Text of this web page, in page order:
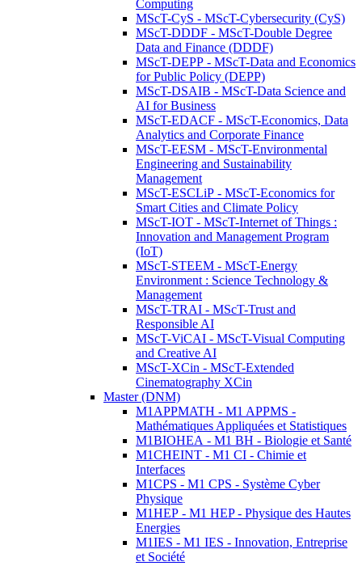
Computing
MScT-CyS - MScT-Cybersecurity (CyS)
MScT-DDDF - MScT-Double Degree
Data and Finance (DDDF)
MScT-DEPP - MScT-Data and Economics
for Public Policy (DEPP)
MScT-DSAIB - MScT-Data Science and
AI for Business
MScT-EDACF - MScT-Economics, Data
Analytics and Corporate Finance
MScT-EESM - MScT-Environmental
Engineering and Sustainability
Management
MScT-ESCLiP - MScT-Economics for
Smart Cities and Climate Policy
MScT-IOT - MScT-Internet of Things :
Innovation and Management Program
(IoT)
MScT-STEEM - MScT-Energy
Environment : Science Technology &
Management
MScT-TRAI - MScT-Trust and
Responsible AI
MScT-ViCAI - MScT-Visual Computing
and Creative AI
MScT-XCin - MScT-Extended
Cinematography XCin
Master (DNM)
M1APPMATH - M1 APPMS -
Mathématiques Appliquées et Statistiques
M1BIOHEA - M1 BH - Biologie et Santé
M1CHEINT - M1 CI - Chimie et
Interfaces
M1CPS - M1 CPS - Système Cyber
Physique
M1HEP - M1 HEP - Physique des Hautes
Energies
M1IES - M1 IES - Innovation, Entreprise
et Société